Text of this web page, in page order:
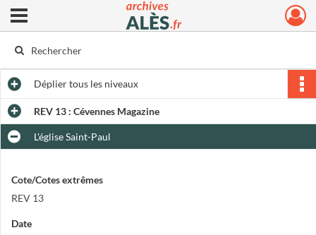
Archives municipales d'Alès
Ouvrir le menu déroulant
Dépliertous les niveaux
REV 13 : Cévennes Magazine
L'église Saint-Paul
Cote/Cotes extrêmes
REV 13
Date